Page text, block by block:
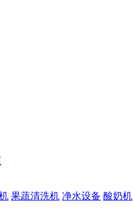
果蔬清洗机 净水设备 酸奶机